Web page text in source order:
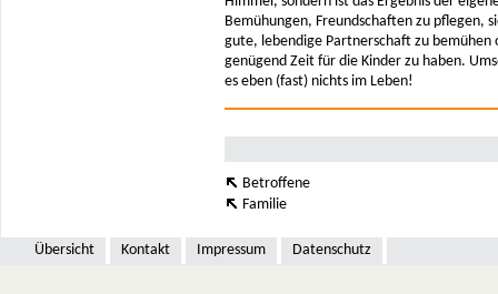
Bemühungen, Freundschaften zu pflegen,
gute, lebendige Partnerschaft zu bemühen
genügend Zeit für die Kinder zu haben.
es eben (fast) nichts im Leben!
Betroffene
Familie
Übersicht Kontakt Impressum Datenschutz